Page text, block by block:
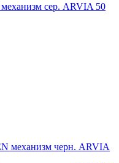
сер. ARVIA 50